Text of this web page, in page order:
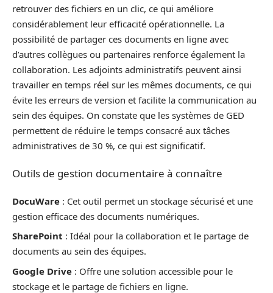
retrouver des fichiers en un clic, ce qui améliore
considérablement leur efficacité opérationnelle. La
possibilité de partager ces documents en ligne avec
d’autres collègues ou partenaires renforce également la
collaboration. Les adjoints administratifs peuvent ainsi
travailler en temps réel sur les mêmes documents, ce qui
évite les erreurs de version et facilite la communication au
sein des équipes. On constate que les systèmes de GED
permettent de réduire le temps consacré aux tâches
administratives de 30 %, ce qui est significatif.
Outils de gestion documentaire à connaître
DocuWare : Cet outil permet un stockage sécurisé et une
gestion efficace des documents numériques.
SharePoint : Idéal pour la collaboration et le partage de
documents au sein des équipes.
Google Drive : Offre une solution accessible pour le
stockage et le partage de fichiers en ligne.